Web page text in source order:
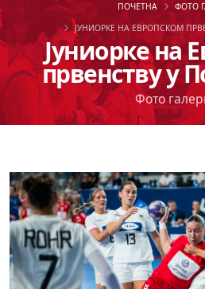
Јуниорке на
првенству у
Фото
ПОЧЕТНА
ФОТО
ЈУНИОРКЕ НА ЕВРОПСКОМ